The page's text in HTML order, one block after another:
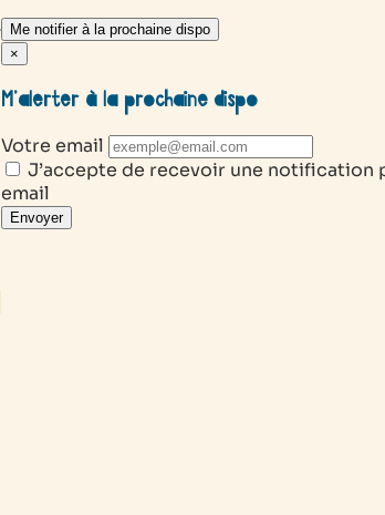
Me notifier à la prochaine dispo
×
M’alerter à la prochaine dispo
Votre email
J’accepte de recevoir une notification
email
Envoyer